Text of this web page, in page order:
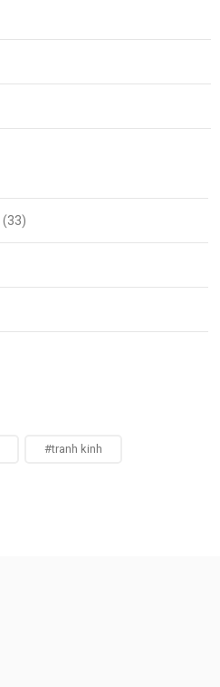
(33)
#tranh kinh